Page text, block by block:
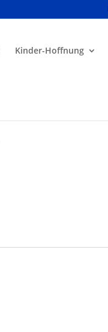
Kinder-Hoffnung
Products